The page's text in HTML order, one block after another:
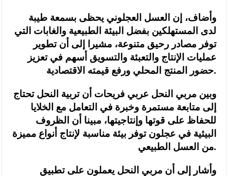
وأضاف، إن العسل العجلوني يحظى بسمعة طيبة
لدى المستهلكين بفضل البيئة الطبيعية والغابات التي
توفر مصادر رحيق متنوعة، مشيرا إلى أن تطوير
عمليات الإنتاج والتعبئة والتسويق أسهم في تعزيز
حضور المنتج المحلي ورفع قيمته الاقتصادية.
وبين مربي النحل عربي فريحات أن تربية النحل تحتاج
إلى متابعة مستمرة وخبرة في التعامل مع الخلايا
للحفاظ على قوتها وإنتاجيتها، مبينا أن الظروف
البيئية في عجلون توفر بيئة مناسبة لإنتاج أنواع مميزة
من العسل الطبيعي.
وأشار إلى أن مربي النحل يعملون على تطبيق